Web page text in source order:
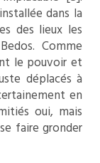
dans la
des lieux les
Comme
le pouvoir et
déplacés à
en
oui, mais
faire gronder